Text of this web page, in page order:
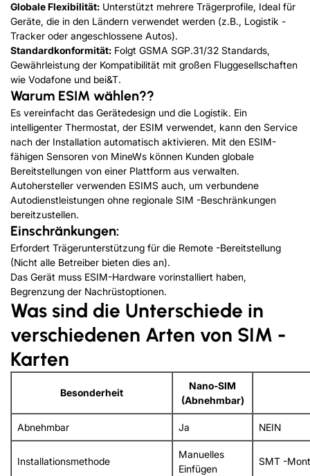
Globale Flexibilität: Unterstützt mehrere Trägerprofile, Ideal für
Geräte, die in den Ländern verwendet werden (z.B., Logistik -
Tracker oder angeschlossene Autos).
Standardkonformität: Folgt GSMA SGP.31/32 Standards,
Gewährleistung der Kompatibilität mit großen Fluggesellschaften
wie Vodafone und bei&T.
Warum ESIM wählen??
Es vereinfacht das Gerätedesign und die Logistik. Ein
intelligenter Thermostat, der ESIM verwendet, kann den Service
nach der Installation automatisch aktivieren. Mit den ESIM-
fähigen Sensoren von MineWs können Kunden globale
Bereitstellungen von einer Plattform aus verwalten.
Autohersteller verwenden ESIMS auch, um verbundene
Autodienstleistungen ohne regionale SIM -Beschränkungen
bereitzustellen.
Einschränkungen:
Erfordert Trägerunterstützung für die Remote -Bereitstellung
(Nicht alle Betreiber bieten dies an).
Das Gerät muss ESIM-Hardware vorinstalliert haben,
Begrenzung der Nachrüstoptionen.
Was sind die Unterschiede in
verschiedenen Arten von SIM -
Karten
Besonderheit
Nano-SIM
(Abnehmbar)
Abnehmbar Ja NEIN
Installationsmethode
Manuelles
Einfügen
SMT -